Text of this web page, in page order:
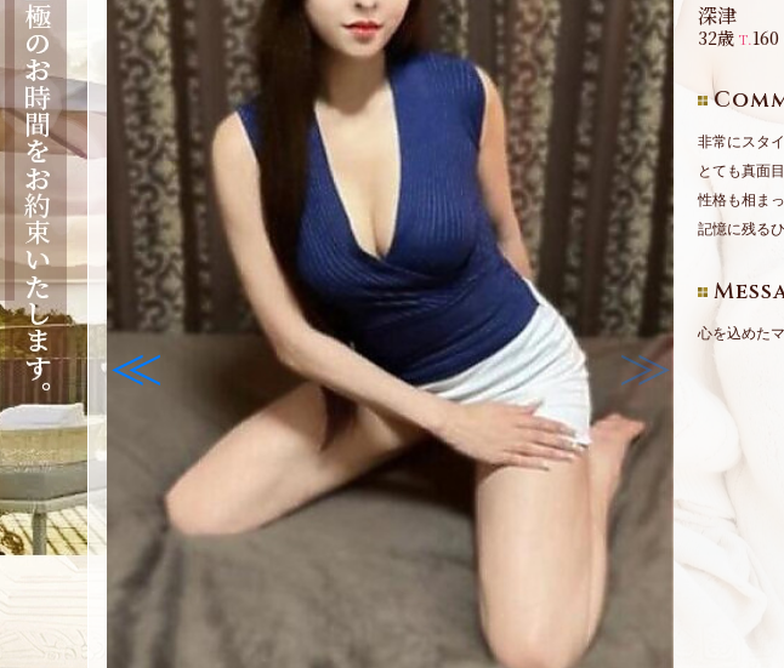
深津
32歳T.160
非常にスタ
とても真面
性格も相ま
記憶に残る
心を込めた